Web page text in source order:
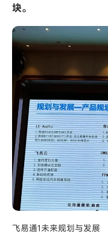
块。
飞易通1未来规划与发展